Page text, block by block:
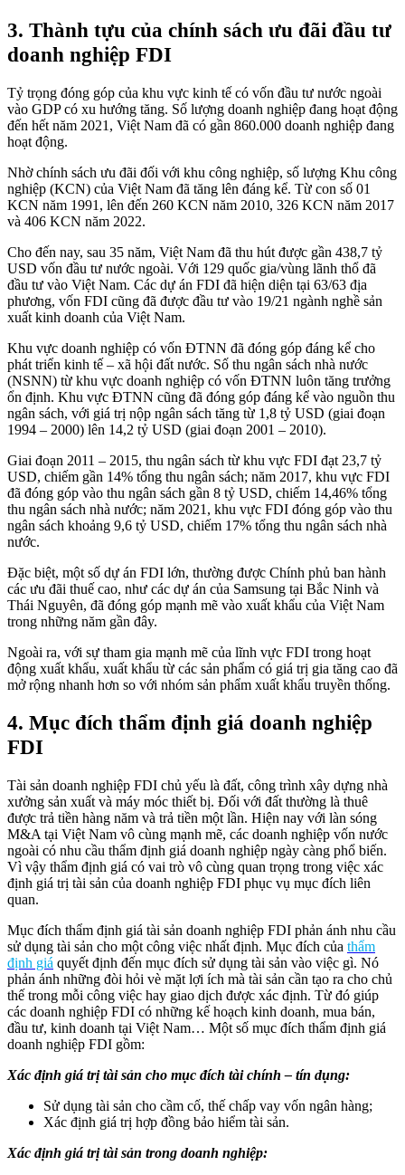
3. Thành tựu của chính sách ưu đãi đầu tư
doanh nghiệp FDI
Tỷ trọng đóng góp của khu vực kinh tế có vốn đầu tư nước ngoài
vào GDP có xu hướng tăng. Số lượng doanh nghiệp đang hoạt động
đến hết năm 2021, Việt Nam đã có gần 860.000 doanh nghiệp đang
hoạt động.
Nhờ chính sách ưu đãi đối với khu công nghiệp, số lượng Khu công
nghiệp (KCN) của Việt Nam đã tăng lên đáng kể. Từ con số 01
KCN năm 1991, lên đến 260 KCN năm 2010, 326 KCN năm 2017
và 406 KCN năm 2022.
Cho đến nay, sau 35 năm, Việt Nam đã thu hút được gần 438,7 tỷ
USD vốn đầu tư nước ngoài. Với 129 quốc gia/vùng lãnh thổ đã
đầu tư vào Việt Nam. Các dự án FDI đã hiện diện tại 63/63 địa
phương, vốn FDI cũng đã được đầu tư vào 19/21 ngành nghề sản
xuất kinh doanh của Việt Nam.
Khu vực doanh nghiệp có vốn ĐTNN đã đóng góp đáng kể cho
phát triển kinh tế – xã hội đất nước. Số thu ngân sách nhà nước
(NSNN) từ khu vực doanh nghiệp có vốn ĐTNN luôn tăng trưởng
ổn định. Khu vực ĐTNN cũng đã đóng góp đáng kể vào nguồn thu
ngân sách, với giá trị nộp ngân sách tăng từ 1,8 tỷ USD (giai đoạn
1994 – 2000) lên 14,2 tỷ USD (giai đoạn 2001 – 2010).
Giai đoạn 2011 – 2015, thu ngân sách từ khu vực FDI đạt 23,7 tỷ
USD, chiếm gần 14% tổng thu ngân sách; năm 2017, khu vực FDI
đã đóng góp vào thu ngân sách gần 8 tỷ USD, chiếm 14,46% tổng
thu ngân sách nhà nước; năm 2021, khu vực FDI đóng góp vào thu
ngân sách khoảng 9,6 tỷ USD, chiếm 17% tổng thu ngân sách nhà
nước.
Đặc biệt, một số dự án FDI lớn, thường được Chính phủ ban hành
các ưu đãi thuế cao, như các dự án của Samsung tại Bắc Ninh và
Thái Nguyên, đã đóng góp mạnh mẽ vào xuất khẩu của Việt Nam
trong những năm gần đây.
Ngoài ra, với sự tham gia mạnh mẽ của lĩnh vực FDI trong hoạt
động xuất khẩu, xuất khẩu từ các sản phẩm có giá trị gia tăng cao đã
mở rộng nhanh hơn so với nhóm sản phẩm xuất khẩu truyền thống.
4. Mục đích thẩm định giá doanh nghiệp
FDI
Tài sản doanh nghiệp FDI chủ yếu là đất, công trình xây dựng nhà
xưởng sản xuất và máy móc thiết bị. Đối với đất thường là thuê
được trả tiền hàng năm và trả tiền một lần. Hiện nay với làn sóng
M&A tại Việt Nam vô cùng mạnh mẽ, các doanh nghiệp vốn nước
ngoài có nhu cầu thẩm định giá doanh nghiệp ngày càng phổ biến.
Vì vậy thẩm định giá có vai trò vô cùng quan trọng trong việc xác
định giá trị tài sản của doanh nghiệp FDI phục vụ mục đích liên
quan.
Mục đích thẩm định giá tài sản doanh nghiệp FDI phản ánh nhu cầu
sử dụng tài sản cho một công việc nhất định. Mục đích của thẩm
định giá quyết định đến mục đích sử dụng tài sản vào việc gì. Nó
phản ánh những đòi hỏi vè mặt lợi ích mà tài sản cần tạo ra cho chủ
thế trong mỗi công việc hay giao dịch được xác định. Từ đó giúp
các doanh nghiệp FDI có những kế hoạch kinh doanh, mua bán,
đầu tư, kinh doanh tại Việt Nam… Một số mục đích thẩm định giá
doanh nghiệp FDI gồm:
Xác định giá trị tài sản cho mục đích tài chính – tín dụng:
Sử dụng tài sản cho cầm cố, thế chấp vay vốn ngân hàng;
Xác định giá trị hợp đồng bảo hiểm tài sản.
Xác định giá trị tài sản trong doanh nghiệp: